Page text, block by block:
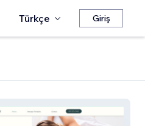
Türkçe Giriş